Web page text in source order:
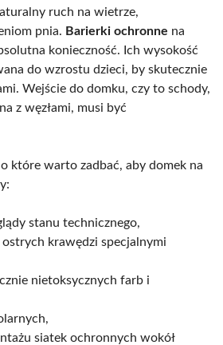
ruch na wietrze,
pnia. Barierki ochronne na
konieczność. Ich wysokość
do wzrostu dzieci, by skutecznie
Wejście do domku, czy to schody,
z węzłami, musi być
które warto zadbać, aby domek na
stanu technicznego,
ostrych krawędzi specjalnymi
nietoksycznych farb i
siatek ochronnych wokół